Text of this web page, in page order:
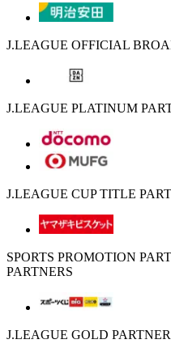
J.LEAGUE OFFICIAL
J.LEAGUE PLATINUM
J.LEAGUE CUP TITLE
SPORTS PROMOTION
PARTNERS
J.LEAGUE GOLD